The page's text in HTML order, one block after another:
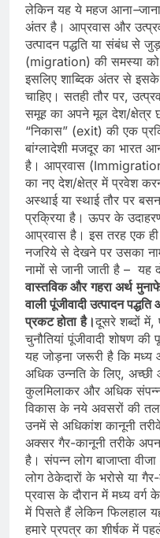
लेकिन यह ये महज आना–
अंतर है। आप्रवास और
उत्पादन पद्धति या संबंध से
(migration) की समस्या
इसलिए शाब्दिक अंतर से
चाहिए। सतही तौर पर,
समूह का अपने मूल देश/क्षेत्र
“निकास” (exit) की एक
बांग्लादेशी मजदूर का भारत
है। आप्रवास
का नए देश/क्षेत्र में प्रवेश
अस्‍थाई या स्‍थाई तौर पर
प्रक्रिया है। ऊपर के
आप्रवास है। इस तरह एक
नजरिये से देखने पर उसका
नामों से जानी जाती है –
वास्‍तविकऔर गहराअर्थ
वालीपूंजीवादीउत्‍पादनपद्धति
प्रकटहोता है।दूसरे शब्‍दों
चुनौतियां पूंजीवादी शोषण
यह जोड़ना जरूरी है कि मध्‍य
अधिक उन्‍नति के लिए, अच्‍छी
कुलमिलाकर और अधिक
विकास के नये अवसरों की
उनमें से अधिकांश कानूनी
अक्‍सर गैर-कानूनी तरीके
है। संपन्‍न लोग बाजाप्‍ता
लोग ठेकेदारों के भरोसे या
प्रवास के दौरान में मध्‍य
में पिसते हैं लेकिन फिलहाल
हमारे प्रपत्र का शीर्षक में